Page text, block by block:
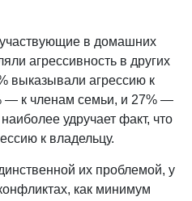
в домашних
агрессивность в других
выказывали агрессию к
— к членам семьи, и 27% —
удручает факт, что
к владельцу.
их проблемой, у
как минимум